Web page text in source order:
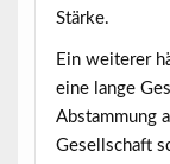
Stärke.
Ein weiterer
eine lange
Abstammung
Gesellschaft